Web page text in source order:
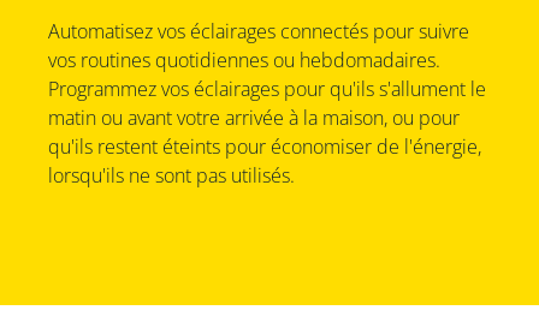
Automatisez vos éclairages connectés pour suivre
vos routines quotidiennes ou hebdomadaires.
Programmez vos éclairages pour qu'ils s'allument le
matin ou avant votre arrivée à la maison, ou pour
qu'ils restent éteints pour économiser de l'énergie,
lorsqu'ils ne sont pas utilisés.